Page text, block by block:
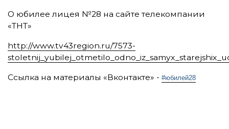
О юбилее лицея №28 на сайте телекомпании
«ТНТ»
http://www.tv43region.ru/7573-
Ссылка на материалы «Вконтакте» - #юбилей28